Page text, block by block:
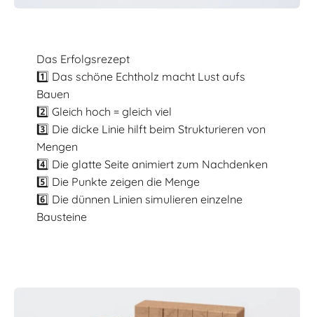
Das Erfolgsrezept
1️⃣ Das schöne Echtholz macht Lust aufs
Bauen
2️⃣ Gleich hoch = gleich viel
3️⃣ Die dicke Linie hilft beim Strukturieren von
Mengen
4️⃣ Die glatte Seite animiert zum Nachdenken
5️⃣ Die Punkte zeigen die Menge
6️⃣ Die dünnen Linien simulieren einzelne
Bausteine